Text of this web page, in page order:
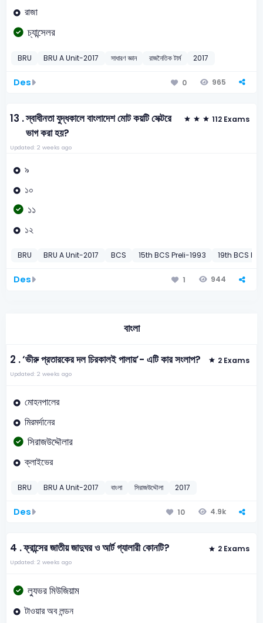
রাজা
চ্যান্সেলর
BRU BRU A Unit-2017 সাধারণ জ্ঞান রাজনৈতিক টার্ম 2017
Des 0 965
13 .স্বাধীনতা যুদ্ধকালে বাংলাদেশ মোট কয়টি সেক্টরে
ভাগ করা হয়?
112 Exams
Updated: 2 weeks ago
৯
১০
১১
১২
BRU BRU A Unit-2017 BCS 15th BCS Preli-1993 19th BCS
Des 1 944
বাংলা
2 .‘ভীরু প্রতারকের দল চিরকালই পালায়’- এটি কার সংলাপ? 2 Exams
Updated: 2 weeks ago
মোহনপালের
মিরমর্দানের
সিরাজউদ্দৌলার
ক্লাইভের
BRU BRU A Unit-2017 বাংলা সিরাজউদ্দৌলা 2017
Des 10 4.9k
4 .ফ্রান্সের জাতীয় জাদুঘর ও আর্ট গ্যালারী কোনটি? 2 Exams
Updated: 2 weeks ago
ল্যুভর মিউজিয়াম
টাওয়ার অব লন্ডন